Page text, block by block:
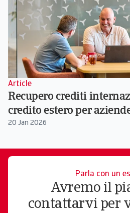
Article
Recupero crediti
credito estero per
20 Jan 2026
Parla con un
Avremo il
contattarvi per